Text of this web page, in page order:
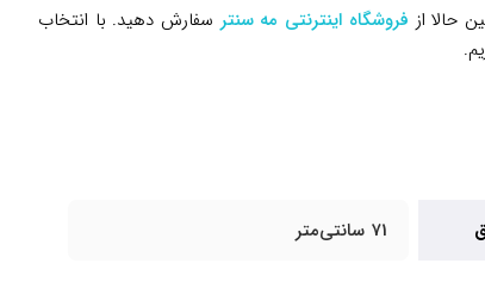
حالا از فروشگاه اینترنتی مه سنتر سفارش دهید. با انتخاب
71 سانتی‌متر